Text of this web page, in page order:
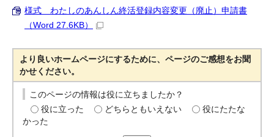
様式 わたしのあんしん終活登録内容変更（廃止）申請書
（Word 27.6KB）
より良いホームページにするために、ページのご感想をお聞
かせください。
このページの情報は役に立ちましたか？
役に立った
どちらともいえない
役にたたな
かった